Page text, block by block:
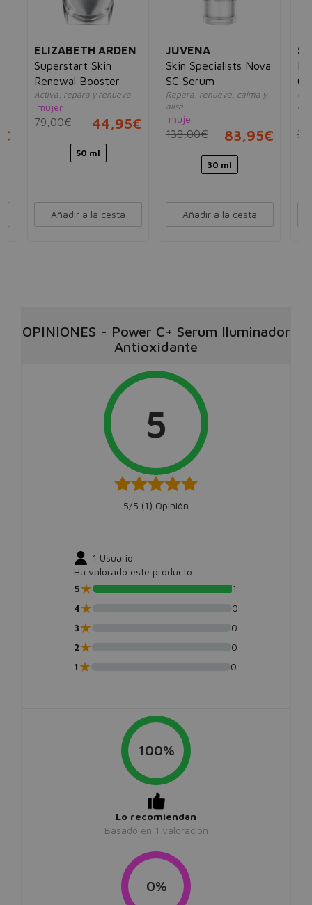
ELIZABETH ARDEN
Superstart Skin
Renewal Booster
Activa, repara y renueva
mujer
79,00€ 44,95€
50 ml
Añadir a la cesta
JUVENA
Skin Specialists Nova
SC Serum
Repara, renueva, calma y
alisa
mujer
138,00€ 83,95€
30 ml
Añadir a la cesta
OPINIONES - Power C+ Serum Iluminador
Antioxidante
5
5/5 (1) Opinión
1 Usuario
Ha valorado este producto
5★
1
4★
0
3★
0
2★
0
1★ 0
100%
Lo recomiendan
Basado en 1 valoración
0%